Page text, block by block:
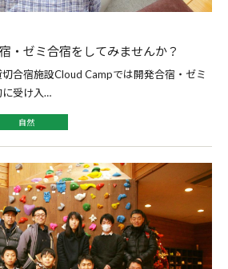
・ゼミ合宿をしてみませんか？
合宿施設Cloud Campでは開発合宿・ゼミ
に受け入…
自然